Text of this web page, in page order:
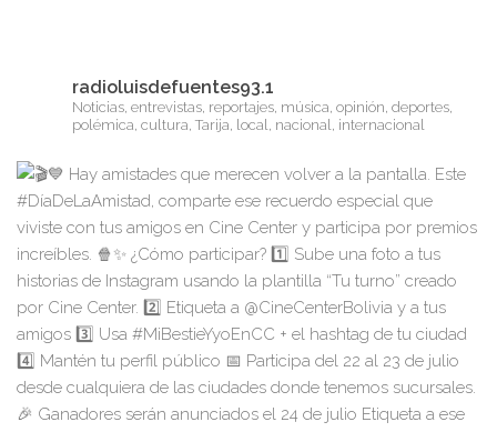
radioluisdefuentes93.1
Noticias, entrevistas, reportajes, música, opinión, deportes,
polémica, cultura, Tarija, local, nacional, internacional